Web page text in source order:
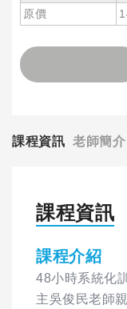
原價
課程資訊 老師簡介
課程資訊
課程介紹
48小時系統化
主吳俊民老師